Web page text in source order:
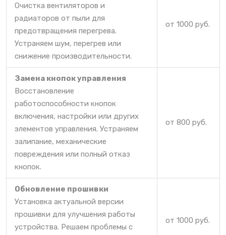
Очистка вентиляторов и
радиаторов от пыли для
предотвращения перегрева.
Устраняем шум, перегрев или
снижение производительности.
от 1000 руб.
Замена кнопок управления
Восстановление
работоспособности кнопок
включения, настройки или других
элементов управления. Устраняем
залипание, механические
повреждения или полный отказ
кнопок.
от 800 руб.
Обновление прошивки
Установка актуальной версии
прошивки для улучшения работы
устройства. Решаем проблемы с
от 1000 руб.